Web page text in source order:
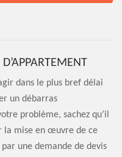
dans le plus bref délai
un débarras
problème, sachez qu’il
la mise en œuvre de ce
une demande de devis